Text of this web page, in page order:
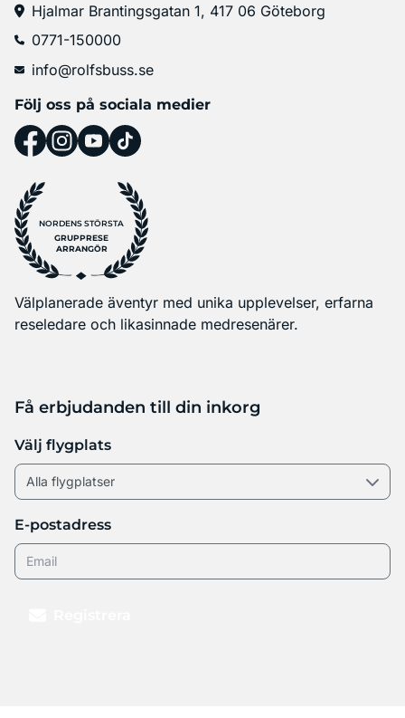
Hjalmar Brantingsgatan 1, 417 06 Göteborg
0771-150000
info@rolfsbuss.se
Följ oss på sociala medier
NORDENS STÖRSTA
GRUPPRESE
ARRANGÖR
Välplanerade äventyr med unika upplevelser, erfarna
reseledare och likasinnade medresenärer.
Få erbjudanden till din inkorg
Välj flygplats
E-postadress